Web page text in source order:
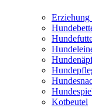
Kotbeutel